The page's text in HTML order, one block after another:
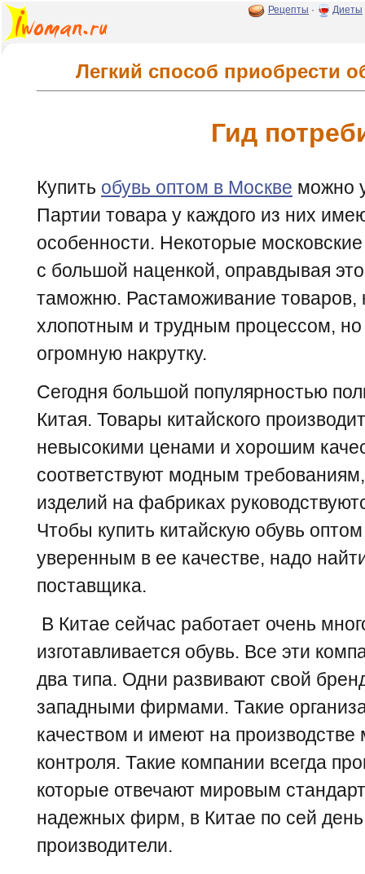
Рецепты · Диеты
Легкий способ приобрести
Гид
Купить обувь оптом в Москве можно
Партии товара у каждого из них
особенности. Некоторые
с большой наценкой, оправдывая
таможню. Растаможивание товаров,
хлопотным и трудным процессом, но
огромную накрутку.
Сегодня большой популярностью
Китая. Товары китайского
невысокими ценами и хорошим
соответствуют модным
изделий на фабриках
Чтобы купить китайскую обувь
уверенным в ее качестве, надо
поставщика.
В Китае сейчас работает очень
изготавливается обувь. Все эти
два типа. Одни развивают свой
западными фирмами. Такие
качеством и имеют на производстве
контроля. Такие компании всегда
которые отвечают мировым
надежных фирм, в Китае по сей
производители.